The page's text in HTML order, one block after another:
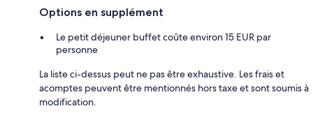
Options en supplément
Le petit déjeuner buffet coûte environ 15 EUR par
personne
La liste ci-dessus peut ne pas être exhaustive. Les frais et
acomptes peuvent être mentionnés hors taxe et sont soumis à
modification.